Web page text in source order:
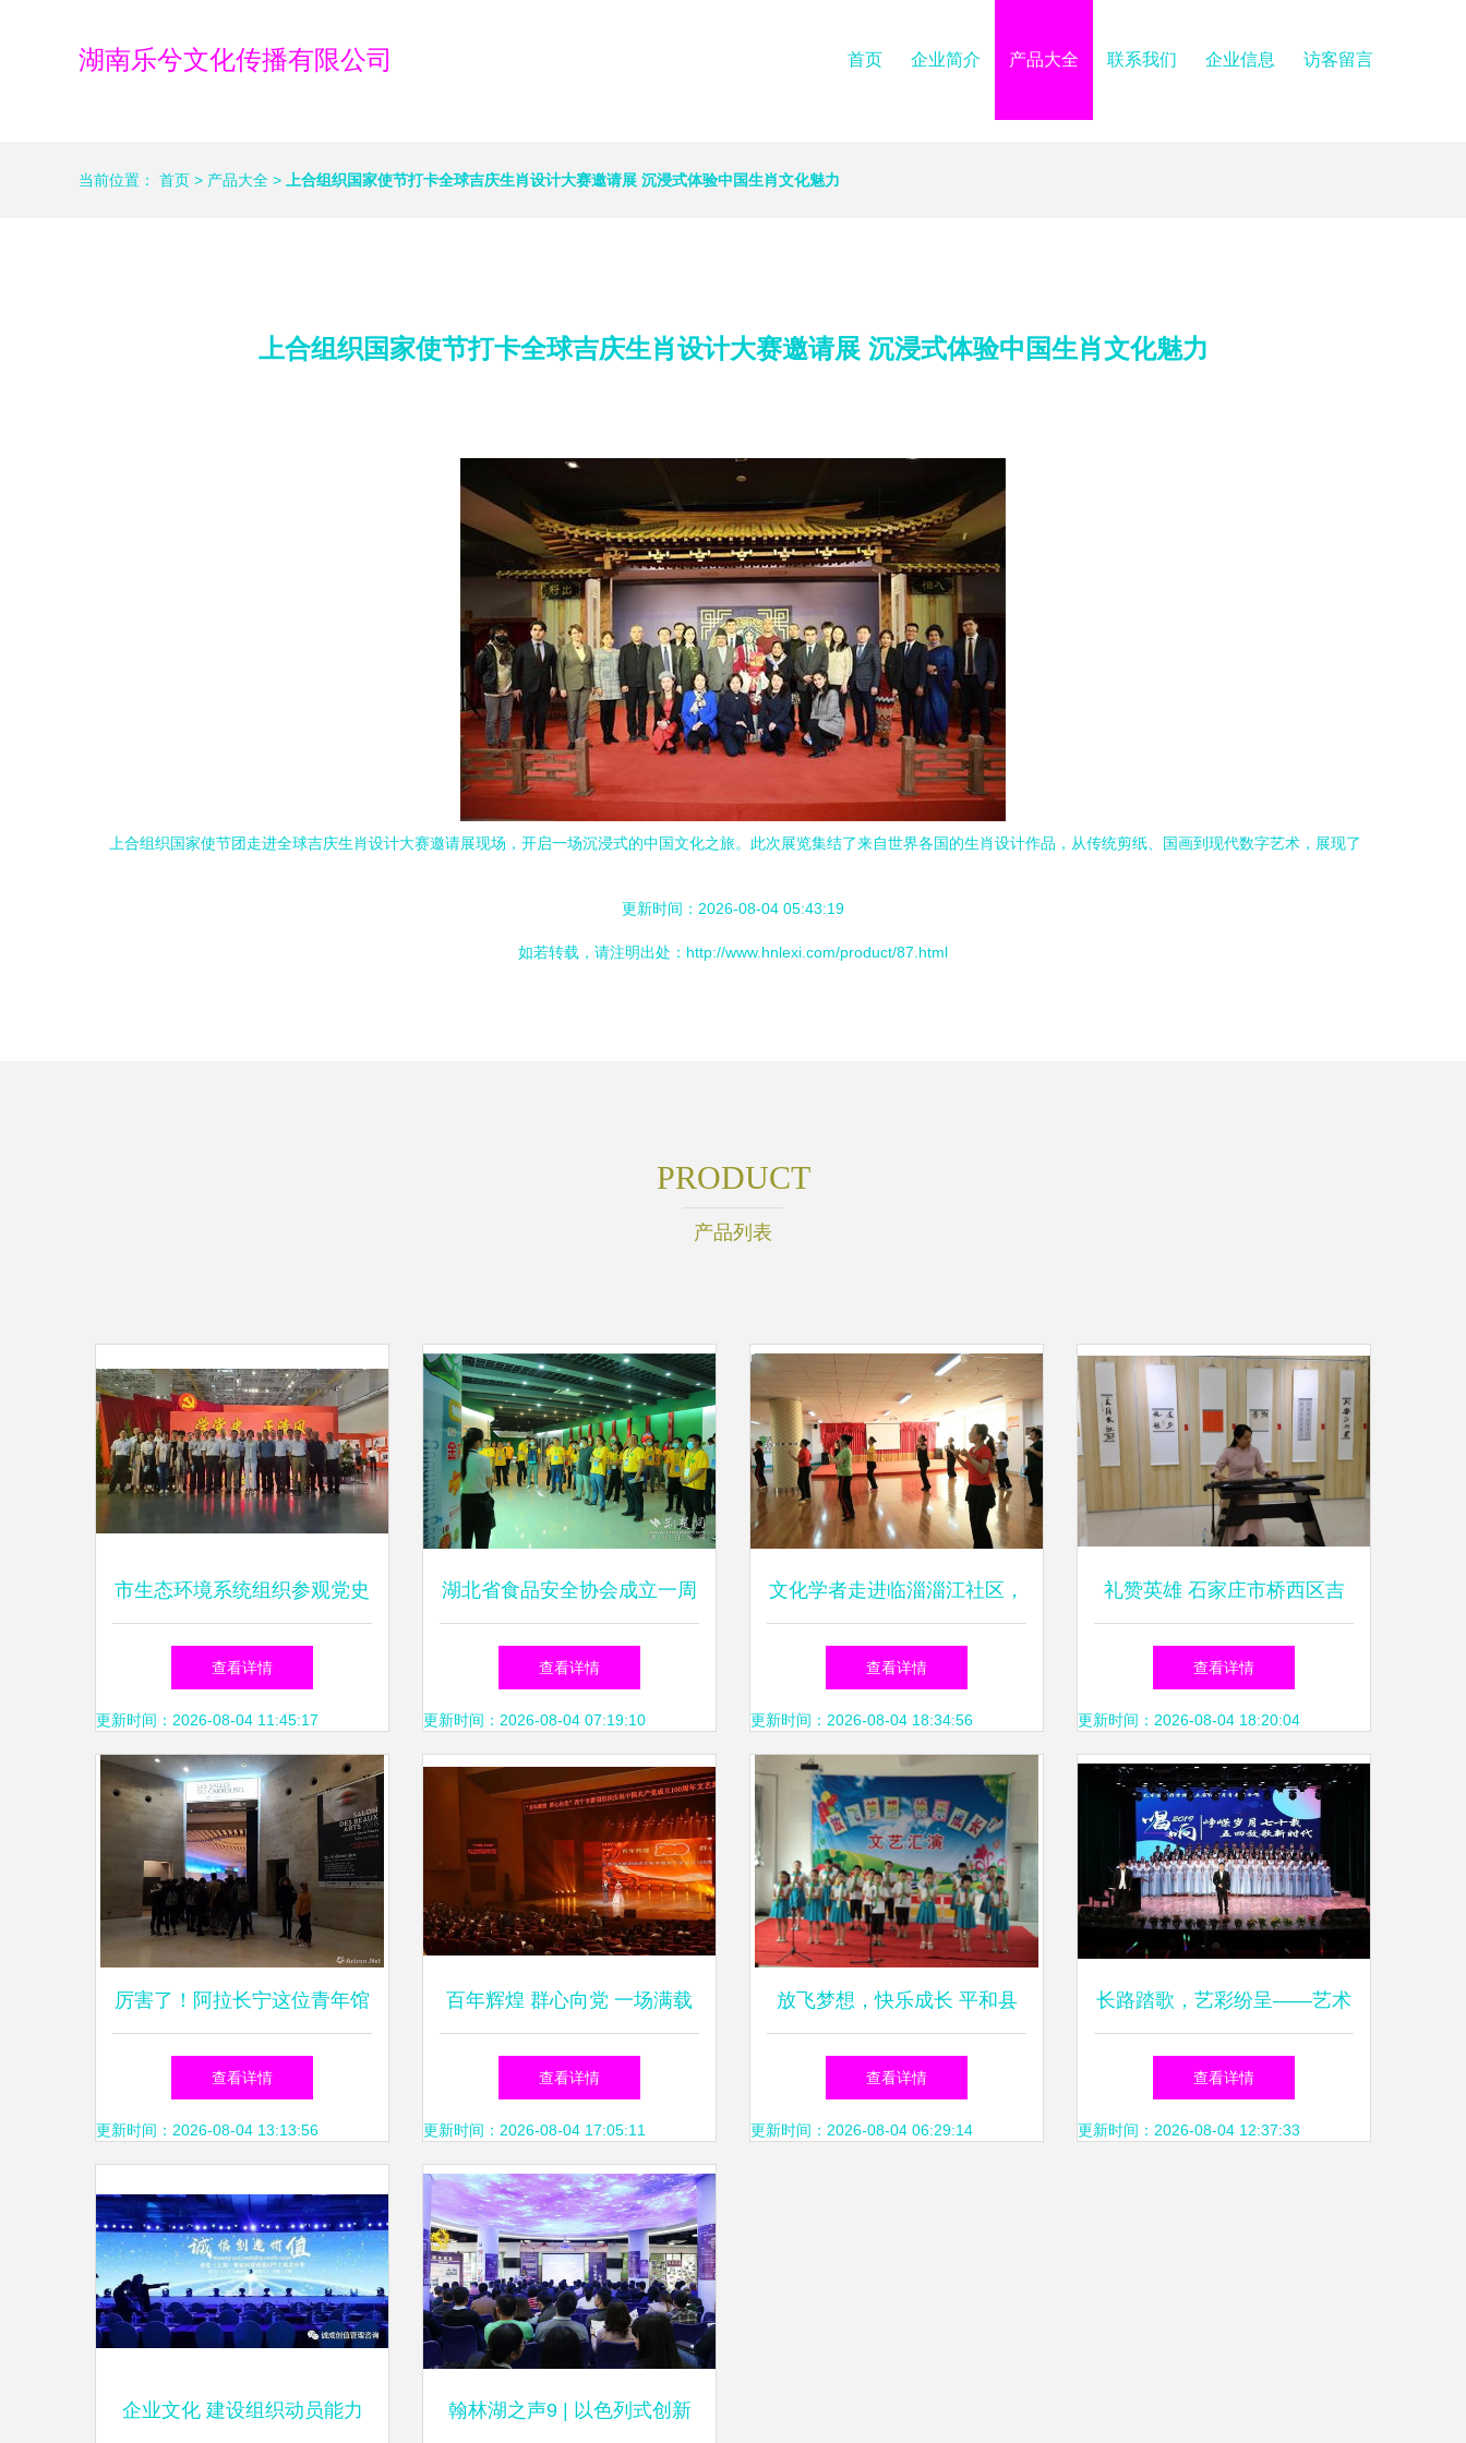
湖南乐兮文化传播有限公司 首页 企业简介 产品大全 联系我们 企业信息 访客留言
当前位置： 首页 > 产品大全 > 上合组织国家使节打卡全球吉庆生肖设计大赛邀请展 沉浸式体验中国生肖文化魅力
上合组织国家使节打卡全球吉庆生肖设计大赛邀请展 沉浸式体验中国生肖文化魅力
上合组织国家使节团走进全球吉庆生肖设计大赛邀请展现场，开启一场沉浸式的中国文化之旅。此次展览集结了来自世界各国的生肖设计作品，从传统剪纸、国画到现代数字艺术，展现了
更新时间：2026-08-04 05:43:19
如若转载，请注明出处：http://www.hnlexi.com/product/87.html
PRODUCT
产品列表
市生态环境系统组织参观党史
学习教育廉政文化展，深化廉
洁自律意识
查看详情
更新时间：2026-08-04 11:45:17
湖北省食品安全协会成立一周
年侧记 以艺聚心，共筑食安
防线
查看详情
更新时间：2026-08-04 07:19:10
文化学者走进临淄淄江社区，
共筑中国梦的文化家园
查看详情
更新时间：2026-08-04 18:34:56
礼赞英雄 石家庄市桥西区吉
语书法小品展的文化盛宴
查看详情
更新时间：2026-08-04 18:20:04
厉害了！阿拉长宁这位青年馆
员的画作竟入选法国巴黎国际
艺术沙龙展｜组织文化艺术交
流活动
查看详情
更新时间：2026-08-04 13:13:56
百年辉煌 群心向党 一场满载
祝福的市级群团文艺汇演
查看详情
更新时间：2026-08-04 17:05:11
放飞梦想，快乐成长 平和县
霞寨镇中心小学文艺汇演纪实
查看详情
更新时间：2026-08-04 06:29:14
长路踏歌，艺彩纷呈——艺术
与设计学院学生会年度风采回
顾
查看详情
更新时间：2026-08-04 12:37:33
企业文化 建设组织动员能力 翰林湖之声9 | 以色列式创新